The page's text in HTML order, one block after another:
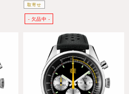
取寄せ